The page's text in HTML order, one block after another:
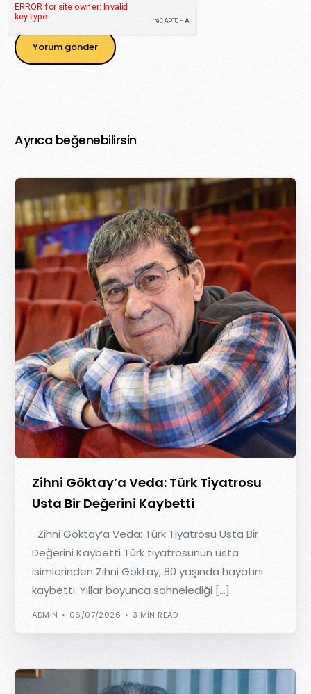
Ayrıca beğenebilirsin
Zihni Göktay’a Veda: Türk Tiyatrosu
Usta Bir Değerini Kaybetti
Zihni Göktay’a Veda: Türk Tiyatrosu Usta Bir
Değerini Kaybetti Türk tiyatrosunun usta
isimlerinden Zihni Göktay, 80 yaşında hayatını
kaybetti. Yıllar boyunca sahnelediği […]
ADMIN 06/07/2026 3 MIN READ